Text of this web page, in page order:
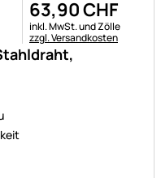
63,90CHF
Steuerhinweis:
inkl. MwSt. und Zölle
zzgl. Versandkosten